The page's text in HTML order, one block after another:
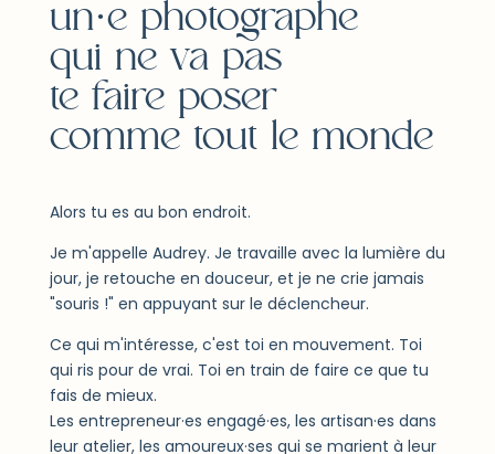
un·e photographe
qui ne va pas
te faire poser
comme tout le monde
Alors tu es au bon endroit.
Je m'appelle Audrey. Je travaille avec la lumière du
jour, je retouche en douceur, et je ne crie jamais
"souris !" en appuyant sur le déclencheur.
Ce qui m'intéresse, c'est toi en mouvement. Toi
qui ris pour de vrai. Toi en train de faire ce que tu
fais de mieux.
Les entrepreneur·es engagé·es, les artisan·es dans
leur atelier, les amoureux·ses qui se marient à leur